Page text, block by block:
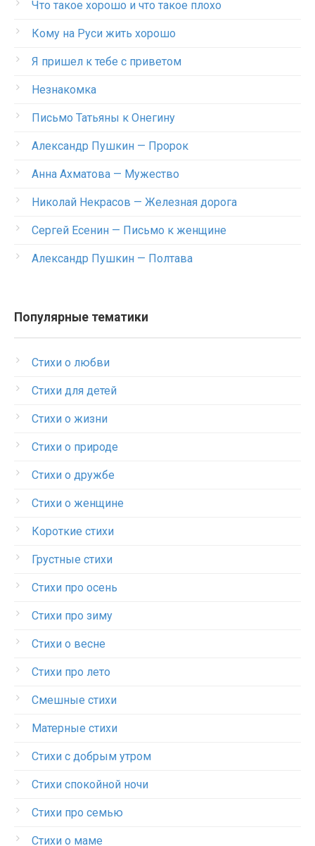
Что такое хорошо и что такое плохо
Кому на Руси жить хорошо
Я пришел к тебе с приветом
Незнакомка
Письмо Татьяны к Онегину
Александр Пушкин — Пророк
Анна Ахматова — Мужество
Николай Некрасов — Железная дорога
Сергей Есенин — Письмо к женщине
Александр Пушкин — Полтава
Популярные тематики
Стихи о любви
Стихи для детей
Стихи о жизни
Стихи о природе
Стихи о дружбе
Стихи о женщине
Короткие стихи
Грустные стихи
Стихи про осень
Стихи про зиму
Стихи о весне
Стихи про лето
Смешные стихи
Матерные стихи
Стихи с добрым утром
Стихи спокойной ночи
Стихи про семью
Стихи о маме